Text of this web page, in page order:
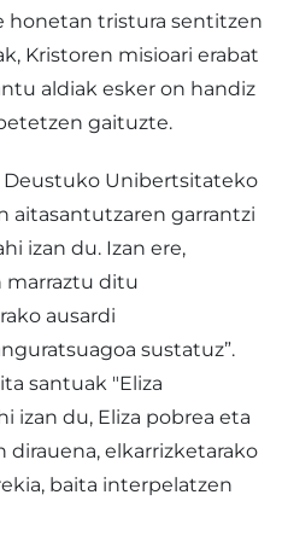
honetan tristura sentitzen
Kristoren misioari erabat
aldiak esker on handiz
gaituzte.
Deustuko Unibertsitateko
aitasantutzaren garrantzi
izan du. Izan ere,
marraztu ditu
ausardi
sustatuz”.
santuak "Eliza
izan du, Eliza pobrea eta
elkarrizketarako
baita interpelatzen